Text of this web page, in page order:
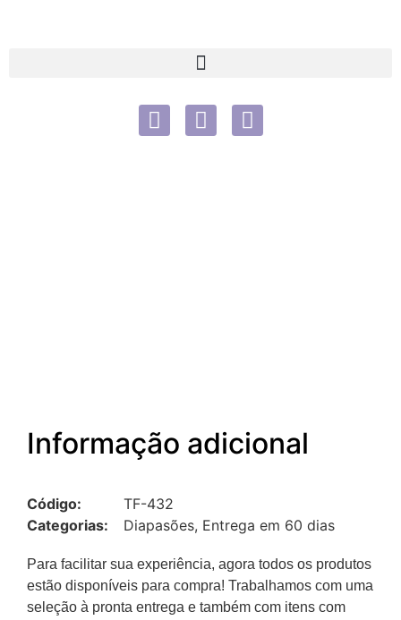
Informação adicional
Código:
TF-432
Categorias:
Diapasões, Entrega em 60 dias
Para facilitar sua experiência, agora todos os produtos
estão disponíveis para compra! Trabalhamos com uma
seleção à pronta entrega e também com itens com